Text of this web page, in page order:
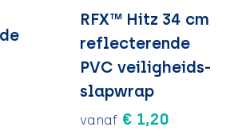
RFX™ Hitz 34 cm
reflecterende
PVC veiligheids-
slapwrap
vanaf € 1,20